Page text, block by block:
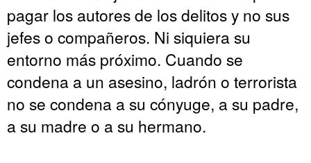
pagar los autores de los delitos y no sus
jefes o compañeros. Ni siquiera su
entorno más próximo. Cuando se
condena a un asesino, ladrón o terrorista
no se condena a su cónyuge, a su padre,
a su madre o a su hermano.